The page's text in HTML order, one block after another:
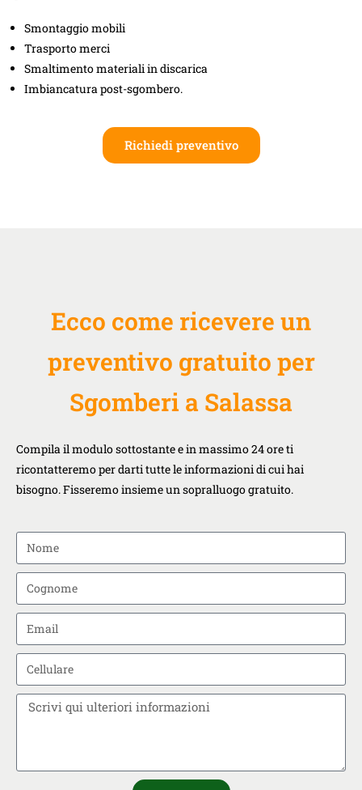
Smontaggio mobili
Trasporto merci
Smaltimento materiali in discarica
Imbiancatura post-sgombero.
Richiedi preventivo
Ecco come ricevere un
preventivo gratuito per
Sgomberi a Salassa
Compila il modulo sottostante e in massimo 24 ore ti
ricontatteremo per darti tutte le informazioni di cui hai
bisogno. Fisseremo insieme un sopralluogo gratuito.